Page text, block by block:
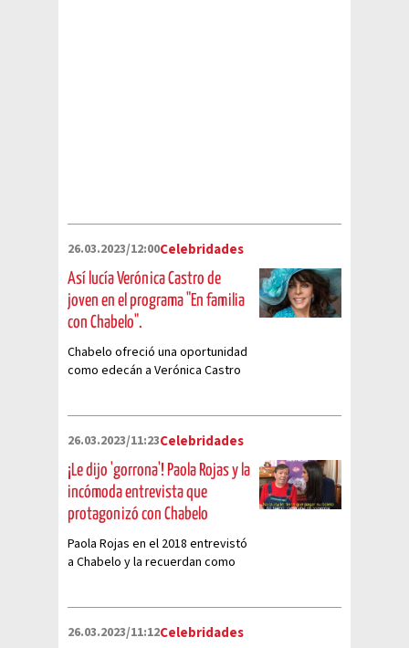
26.03.2023/12:00Celebridades
Así lucía Verónica Castro de
joven en el programa "En familia
con Chabelo".
Chabelo ofreció una oportunidad
como edecán a Verónica Castro
26.03.2023/11:23Celebridades
¡Le dijo 'gorrona'! Paola Rojas y la
incómoda entrevista que
protagonizó con Chabelo
Paola Rojas en el 2018 entrevistó
a Chabelo y la recuerdan como
26.03.2023/11:12Celebridades